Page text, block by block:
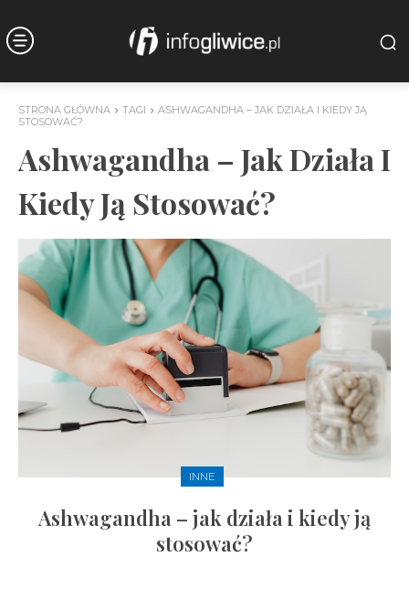
STRONA GŁÓWNA TAGI
ASHWAGANDHA – JAK DZIAŁA I KIEDY JĄ
STOSOWAĆ?
Ashwagandha – Jak Działa I
Kiedy Ją Stosować?
INNE
Ashwagandha – jak działa i kiedy ją
stosować?